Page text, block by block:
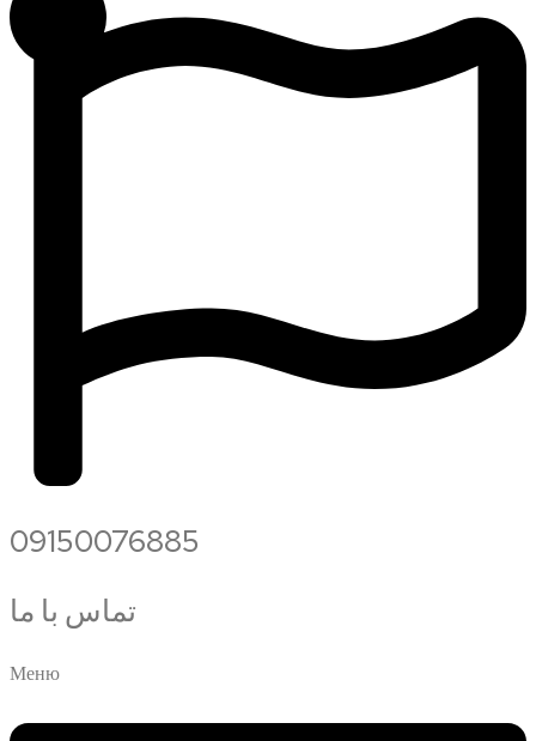
09150076885
تماس با ما
Меню